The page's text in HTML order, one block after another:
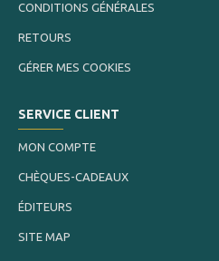
CONDITIONS GÉNÉRALES
RETOURS
GÉRER MES COOKIES
SERVICE CLIENT
MON COMPTE
CHÈQUES-CADEAUX
ÉDITEURS
SITE MAP